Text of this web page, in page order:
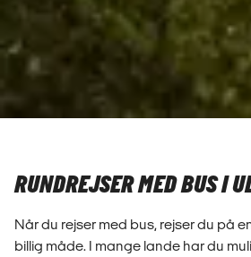
RUNDREJSER MED BUS I
Når du rejser med bus, rejser du på
billig måde. I mange lande har du